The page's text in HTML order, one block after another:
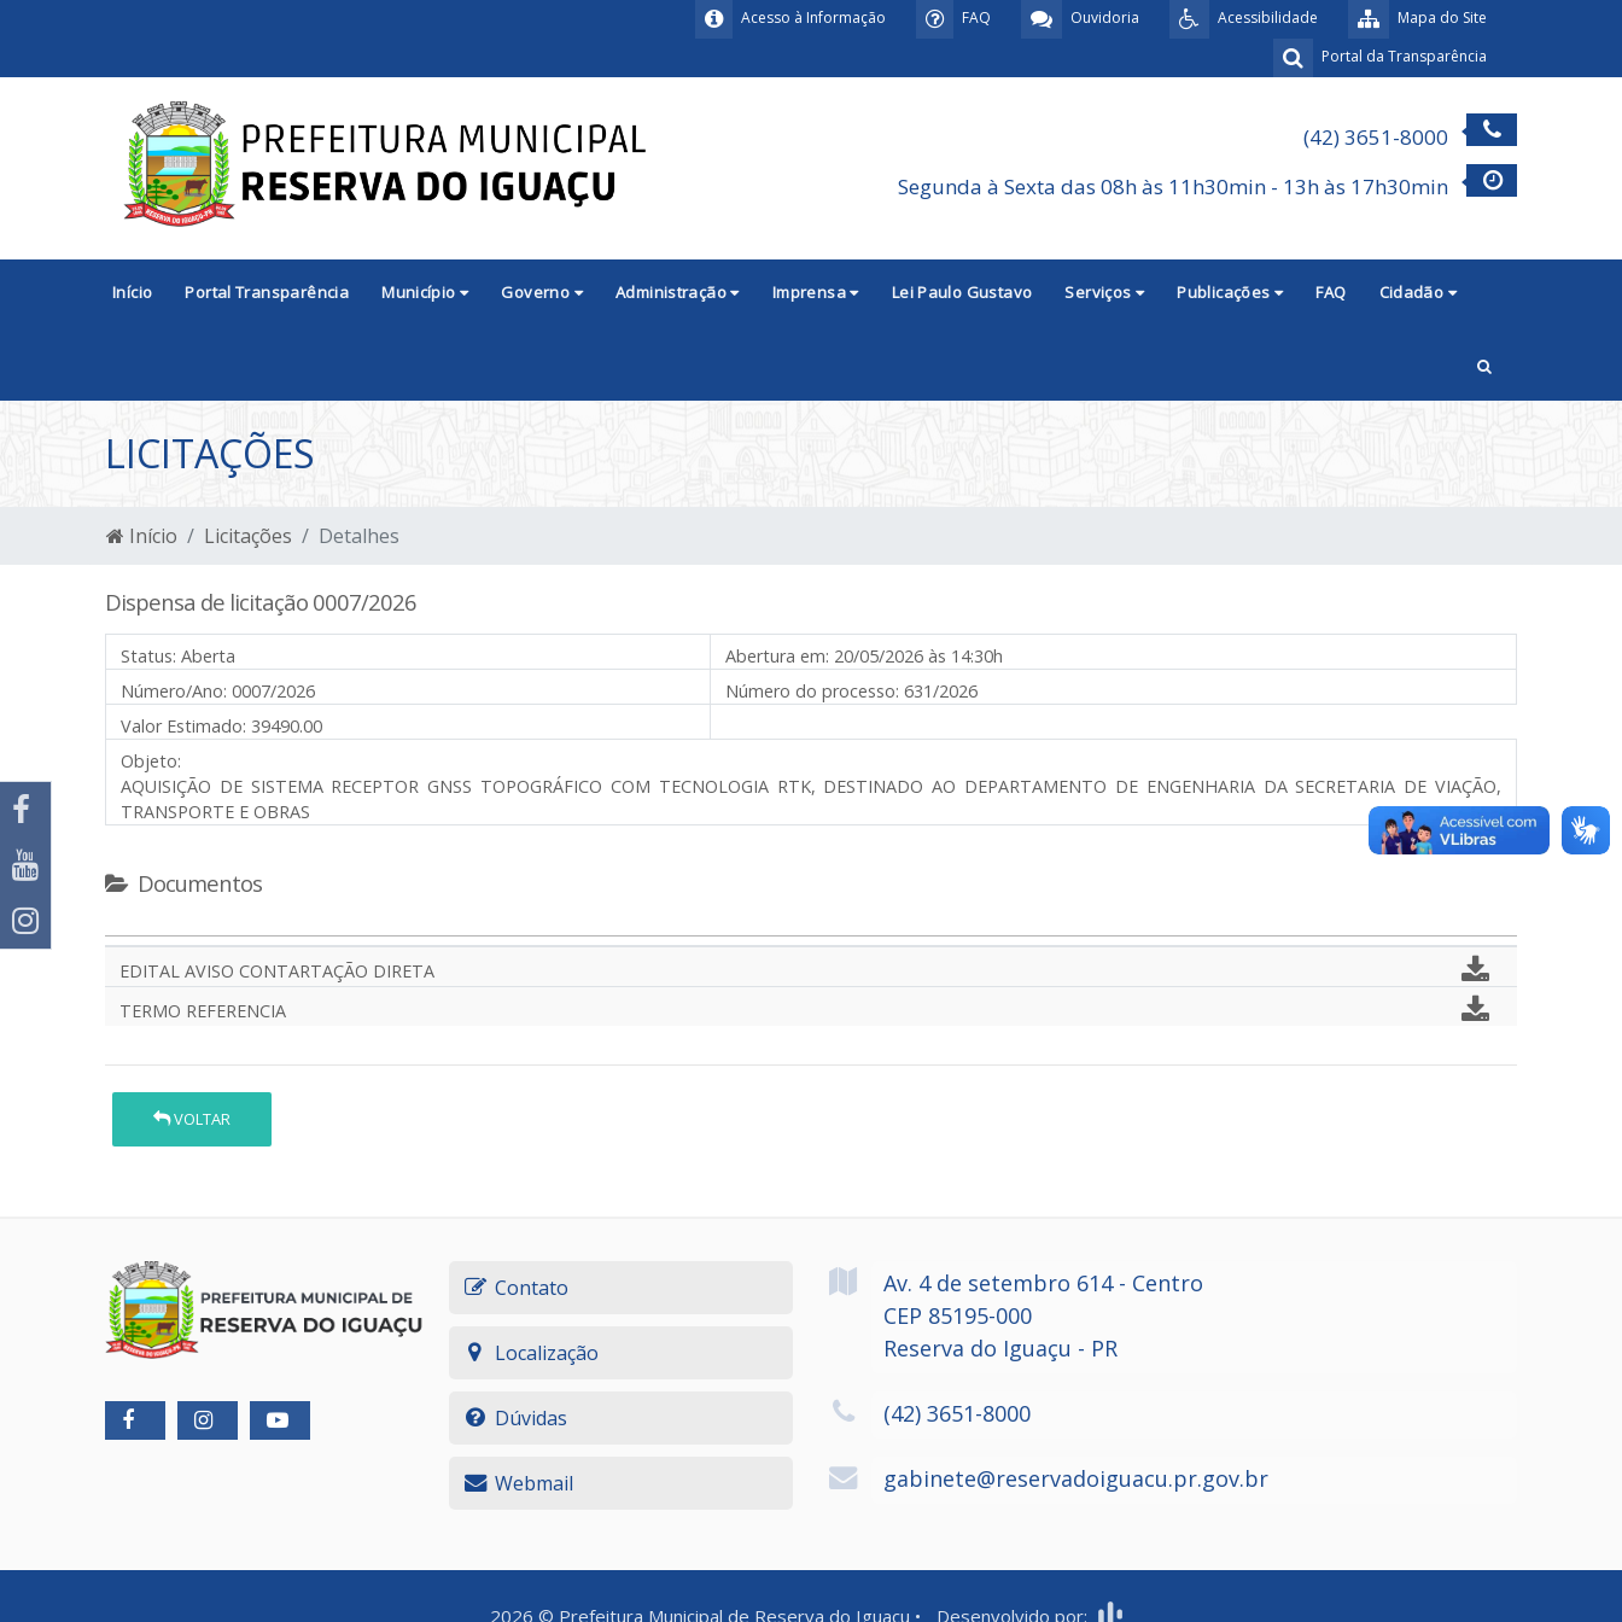
Mapa do Site
Acessibilidade
Ouvidoria
FAQ
Acesso à Informação
Portal da Transparência
(42) 3651-8000
Segunda à Sexta das 08h às 11h30min - 13h às 17h30min
Início Portal Transparência Município Governo Administração Imprensa Lei Paulo Gustavo Serviços Publicações FAQ Cidadão
LICITAÇÕES
Início Licitações Detalhes
Dispensa de licitação 0007/2026
Status: Aberta Abertura em: 20/05/2026 às 14:30h
Número/Ano: 0007/2026 Número do processo: 631/2026
Valor Estimado: 39490.00
Objeto:
AQUISIÇÃO DE SISTEMA RECEPTOR GNSS TOPOGRÁFICO COM TECNOLOGIA RTK, DESTINADO AO DEPARTAMENTO DE ENGENHARIA DA SECRETARIA DE VIAÇÃO,
TRANSPORTE E OBRAS
Documentos
EDITAL AVISO CONTARTAÇÃO DIRETA
TERMO REFERENCIA
VOLTAR
Contato
Localização
Dúvidas
Webmail
Av. 4 de setembro 614 - Centro
CEP 85195-000
Reserva do Iguaçu - PR
(42) 3651-8000
gabinete@reservadoiguacu.pr.gov.br
2026 © Prefeitura Municipal de Reserva do Iguaçu • Desenvolvido por: